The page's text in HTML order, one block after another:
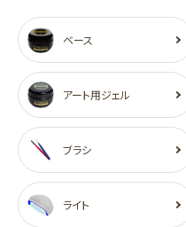
ベース
アート用ジェル
ブラシ
ライト